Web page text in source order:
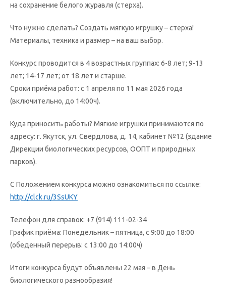
на сохранение белого журавля (стерха).
Что нужно сделать? Создать мягкую игрушку – стерха!
Материалы, техника и размер – на ваш выбор.
‍Конкурс проводится в 4 возрастных группах: 6-8 лет; 9-13
лет; 14-17 лет; от 18 лет и старше.
Сроки приёма работ: с 1 апреля по 11 мая 2026 года
(включительно, до 14:00ч).
Куда приносить работы? Мягкие игрушки принимаются по
адресу: г. Якутск, ул. Свердлова, д. 14, кабинет №12 (здание
Дирекции биологических ресурсов, ООПТ и природных
парков).
С Положением конкурса можно ознакомиться по ссылке:
http://clck.ru/3SsUKY
Телефон для справок: +7 (914) 111-02-34
График приёма: Понедельник – пятница, с 9:00 до 18:00
(обеденный перерыв: с 13:00 до 14:00ч)
Итоги конкурса будут объявлены 22 мая – в День
биологического разнообразия!